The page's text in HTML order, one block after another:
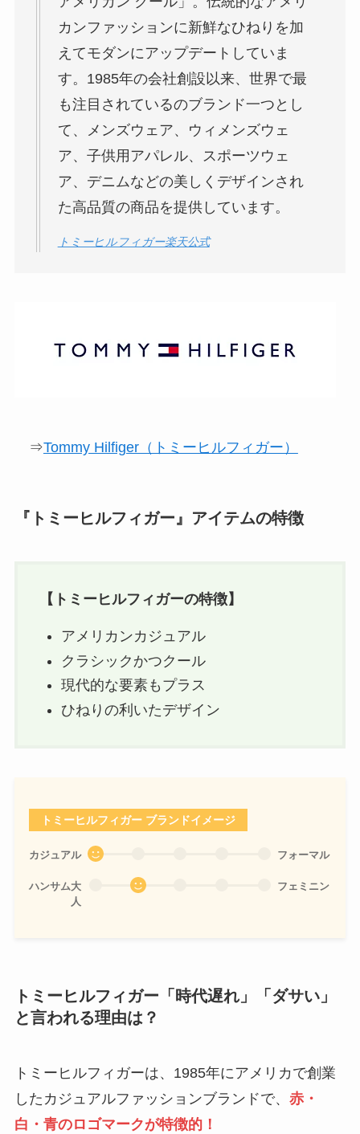
カンファッションに新鮮なひねりを加
えてモダンにアップデートしていま
す。1985年の会社創設以来、世界で最
も注目されているのブランド一つとし
て、メンズウェア、ウィメンズウェ
ア、子供用アパレル、スポーツウェ
ア、デニムなどの美しくデザインされ
た高品質の商品を提供しています。
トミーヒルフィガー楽天公式
⇒Tommy Hilfiger（トミーヒルフィガー）
『トミーヒルフィガー』アイテムの特徴
【 トミーヒルフィガーの特徴】
アメリカンカジュアル
クラシックかつクール
現代的な要素もプラス
ひねりの利いたデザイン
トミーヒルフィガー ブランドイメージ
カジュアル フォーマル
ハンサム大
人
フェミニン
トミーヒルフィガー「時代遅れ」「ダサい」
と言われる理由は？
トミーヒルフィガーは、1985年にアメリカで創業
したカジュアルファッションブランドで、 赤・
白・青のロゴマークが特徴的！